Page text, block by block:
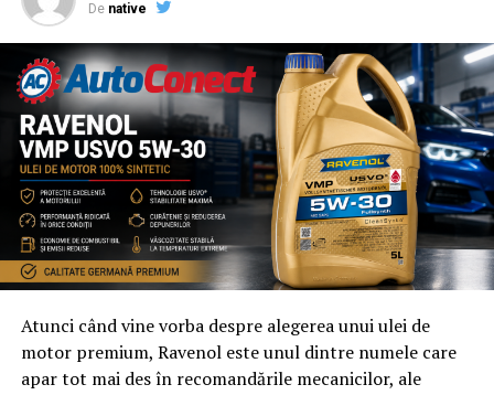
De native
Atunci când vine vorba despre alegerea unui ulei de
motor premium, Ravenol este unul dintre numele care
apar tot mai des în recomandările mecanicilor, ale